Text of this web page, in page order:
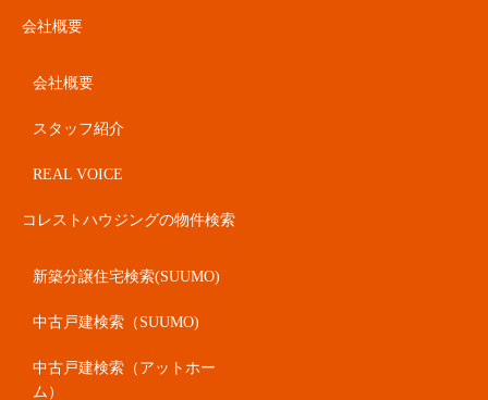
会社概要
会社概要
スタッフ紹介
REAL VOICE
コレストハウジングの物件検索
新築分譲住宅検索(SUUMO)
中古戸建検索（SUUMO)
中古戸建検索（アットホー
ム）